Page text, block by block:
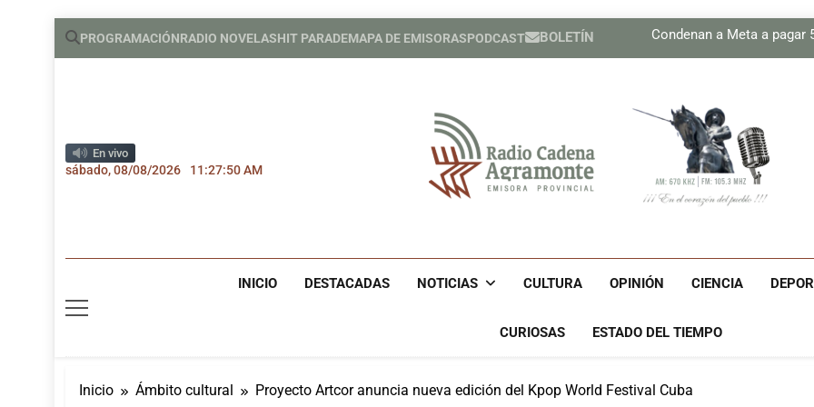
Saltar
PROGRAMACIÓNRADIO NOVELASHIT PARADEMAPA DE EMISORASPODCAST BOLETÍN
Condenan a Meta a pagar
Prensa de EEUU divulga
Condenan a Meta a pagar
Prensa de EEUU
Díaz-Canel asiste al
En vivo
sábado, 08/08/2026 11:27:51 AM
Radio Cadena
INICIO DESTACADAS NOTICIAS CULTURA OPINIÓN CIENCIA
CURIOSAS ESTADO DEL TIEMPO
Inicio Ámbito cultural Proyecto Artcor anuncia nueva edición del Kpop World Festival Cuba